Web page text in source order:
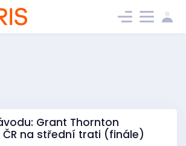
Grant Thornton
na střední trati (finále)